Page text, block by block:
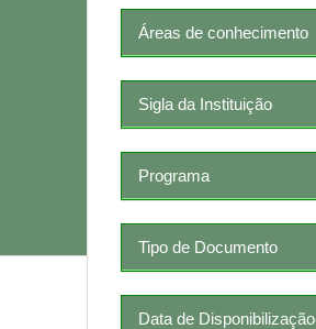
Áreas de conhecimento
Sigla da Instituição
Programa
Tipo de Documento
Data de Disponibilização